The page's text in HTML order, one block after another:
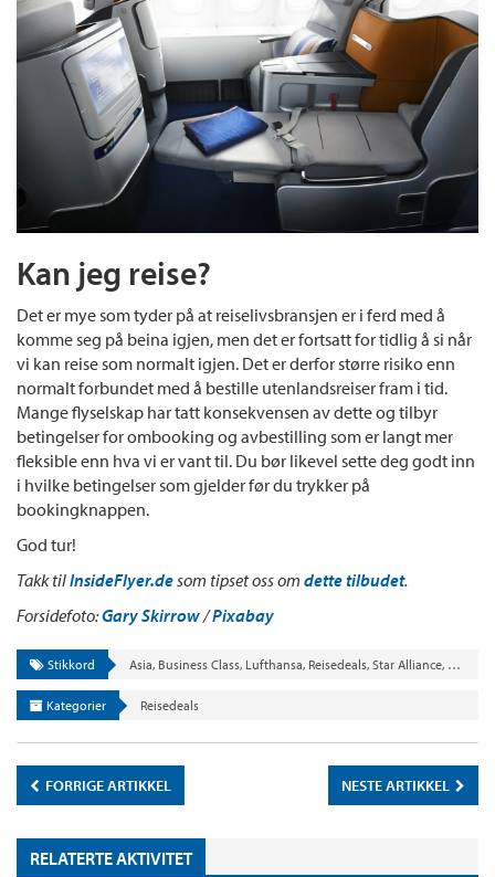
Kan jeg reise?
Det er mye som tyder på at reiselivsbransjen er i ferd med å
komme seg på beina igjen, men det er fortsatt for tidlig å si når
vi kan reise som normalt igjen. Det er derfor større risiko enn
normalt forbundet med å bestille utenlandsreiser fram i tid.
Mange flyselskap har tatt konsekvensen av dette og tilbyr
betingelser for ombooking og avbestilling som er langt mer
fleksible enn hva vi er vant til. Du bør likevel sette deg godt inn
i hvilke betingelser som gjelder før du trykker på
bookingknappen.
God tur!
Takk tilInsideFlyer.desom tipset oss om dette tilbudet.
Forsidefoto:Gary Skirrow/Pixabay
Stikkord Asia, Business Class, Lufthansa, Reisedeals, Star Alliance, Swiss
Kategorier Reisedeals
FORRIGE ARTIKKEL NESTE ARTIKKEL
RELATERTE AKTIVITET